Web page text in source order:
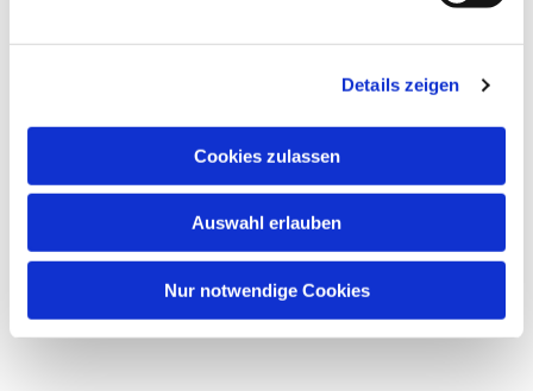
Details zeigen
Cookies zulassen
Auswahl erlauben
Nur notwendige Cookies
ein ähnliches Angebot entsteht.